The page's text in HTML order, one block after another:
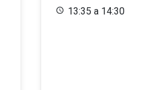
13:35 a 14:30